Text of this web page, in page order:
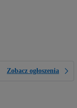
Zobacz ogłoszenia